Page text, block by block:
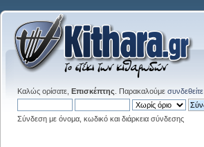
Καλώς ορίσατε, Επισκέπτης . Παρακαλούμε συνδεθείτε
Σύνδεση με όνομα, κωδικό και διάρκεια σύνδεσης